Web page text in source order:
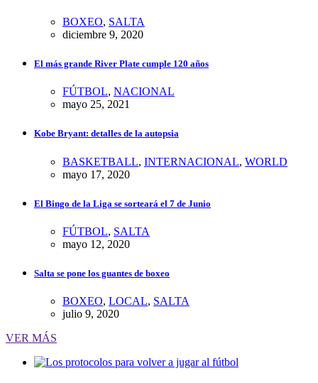
BOXEO, SALTA
diciembre 9, 2020
El más grande River Plate cumple 120 años
FÚTBOL, NACIONAL
mayo 25, 2021
Kobe Bryant: detalles de la autopsia
BASKETBALL, INTERNACIONAL, WORLD
mayo 17, 2020
El Bingo de la Liga se sorteará el 7 de Junio
FÚTBOL, SALTA
mayo 12, 2020
Salta se pone los guantes de boxeo
BOXEO, LOCAL, SALTA
julio 9, 2020
VER MÁS